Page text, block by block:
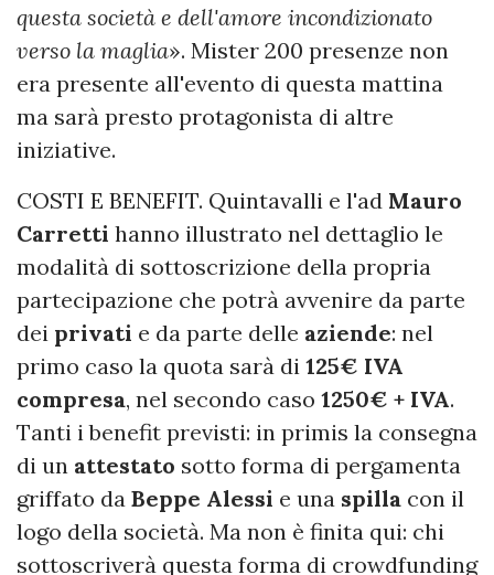
questa società e dell'amore incondizionato
verso la maglia». Mister 200 presenze non
era presente all'evento di questa mattina
ma sarà presto protagonista di altre
iniziative.
COSTI E BENEFIT. Quintavalli e l'ad Mauro
Carretti hanno illustrato nel dettaglio le
modalità di sottoscrizione della propria
partecipazione che potrà avvenire da parte
dei privati e da parte delle aziende: nel
primo caso la quota sarà di 125€ IVA
compresa, nel secondo caso 1250€ + IVA.
Tanti i benefit previsti: in primis la consegna
di un attestato sotto forma di pergamenta
griffato da Beppe Alessi e una spilla con il
logo della società. Ma non è finita qui: chi
sottoscriverà questa forma di crowdfunding